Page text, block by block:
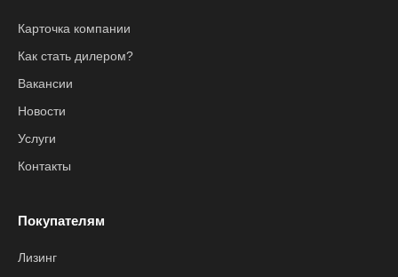
Карточка компании
Как стать дилером?
Вакансии
Новости
Услуги
Контакты
Покупателям
Лизинг